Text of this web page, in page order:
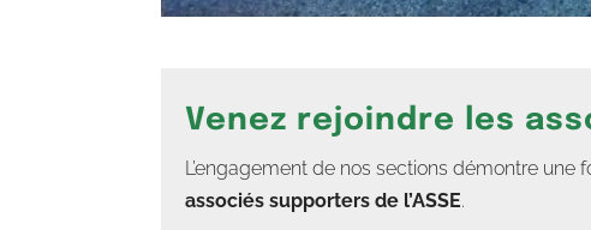
Venez rejoindre les
L’engagement de nos sections démontre
associés supporters de l’ASSE.